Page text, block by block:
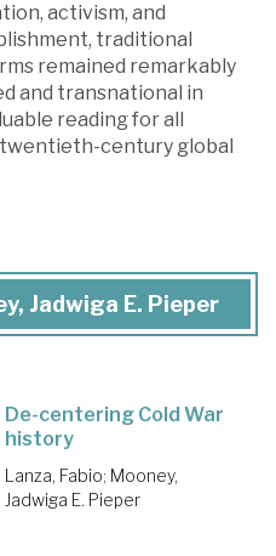
activism, and
traditional
remained remarkably
and transnational in
reading for all
century global
Jadwiga E. Pieper
De-centering Cold War
history
Lanza, Fabio; Mooney,
Jadwiga E. Pieper